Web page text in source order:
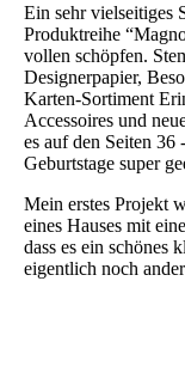
Ein sehr vielseitiges
Produktreihe
vollen schöpfen.
Designerpapier,
Karten-Sortiment
Accessoires und
es auf den Seiten
Geburtstage super
Mein erstes Projekt
eines Hauses mit
dass es ein schönes
eigentlich noch